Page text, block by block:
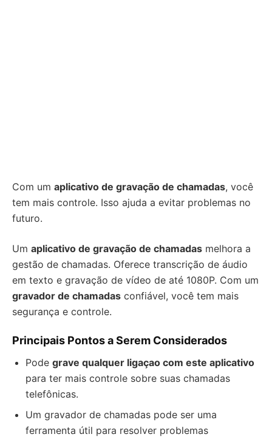
Com um aplicativo de gravação de chamadas, você
tem mais controle. Isso ajuda a evitar problemas no
futuro.
Um aplicativo de gravação de chamadas melhora a
gestão de chamadas. Oferece transcrição de áudio
em texto e gravação de vídeo de até 1080P. Com um
gravador de chamadas confiável, você tem mais
segurança e controle.
Principais Pontos a Serem Considerados
Pode grave qualquer ligaçao com este aplicativo
para ter mais controle sobre suas chamadas
telefônicas.
Um gravador de chamadas pode ser uma
ferramenta útil para resolver problemas